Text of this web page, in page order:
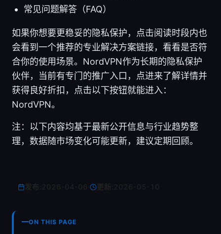
常见问题解答（FAQ）
如果你想要更稳妥的隐私保护，点击阅读时段内也
会看到一个推荐的专业解决方案链接，看看是否符
合你的使用场景。NordVPN作为长期的隐私保护
伙伴，当前有专门的推广入口，点进来了解详情并
获得良好折扣，点击以下按钮就能进入：
NordVPN。
注：以下内容均基于最新公开信息与行业趋势整
理，数据随市场变化可能更新，建议定期回顾。
更新:
ON THIS PAGE